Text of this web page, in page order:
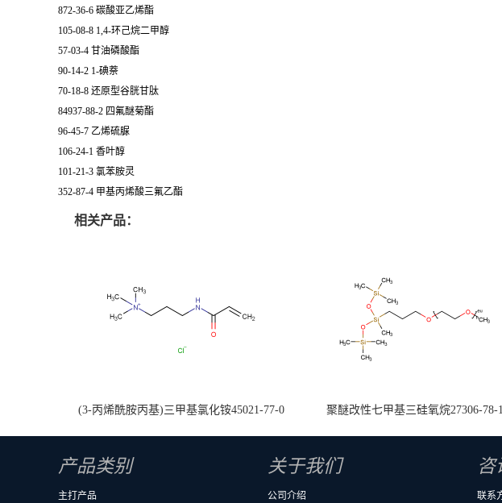
872-36-6 碳酸亚乙烯酯
105-08-8 1,4-环己烷二甲醇
57-03-4 甘油磷酸酯
90-14-2 1-碘萘
70-18-8 还原型谷胱甘肽
84937-88-2 四氟醚菊酯
96-45-7 乙烯硫脲
106-24-1 香叶醇
101-21-3 氯苯胺灵
352-87-4 甲基丙烯酸三氟乙酯
相关产品：
(3-丙烯酰胺丙基)三甲基氯化铵45021-77-0 聚醚改性七甲基三硅氧烷27306-78-1
产品类别
主打产品
关于我们
公司介绍
咨
联系